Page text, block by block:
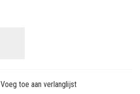
Voeg toe aan verlanglijst